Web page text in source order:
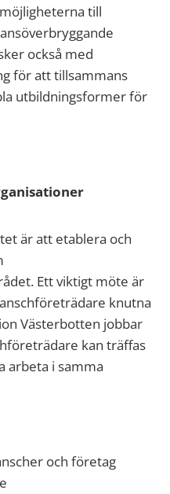
till
också med
för att tillsammans
utbildningsformer för
är att etablera och
Ett viktigt möte är
knutna
Västerbotten jobbar
kan träffas
arbeta i samma
och företag